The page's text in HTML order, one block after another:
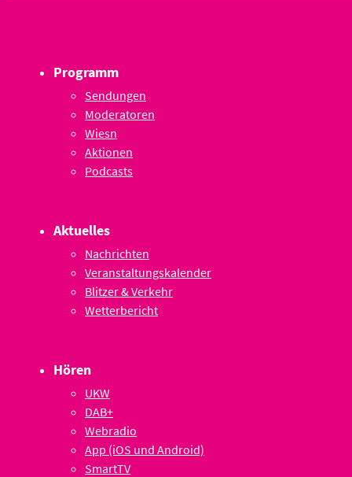
Programm
Sendungen
Moderatoren
Wiesn
Aktionen
Podcasts
Aktuelles
Nachrichten
Veranstaltungskalender
Blitzer & Verkehr
Wetterbericht
Hören
UKW
DAB+
Webradio
App (iOS und Android)
SmartTV